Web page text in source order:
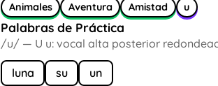
Animales Aventura Amistad u
Palabras de Práctica
/u/ — U u: vocal alta posterior
luna su un